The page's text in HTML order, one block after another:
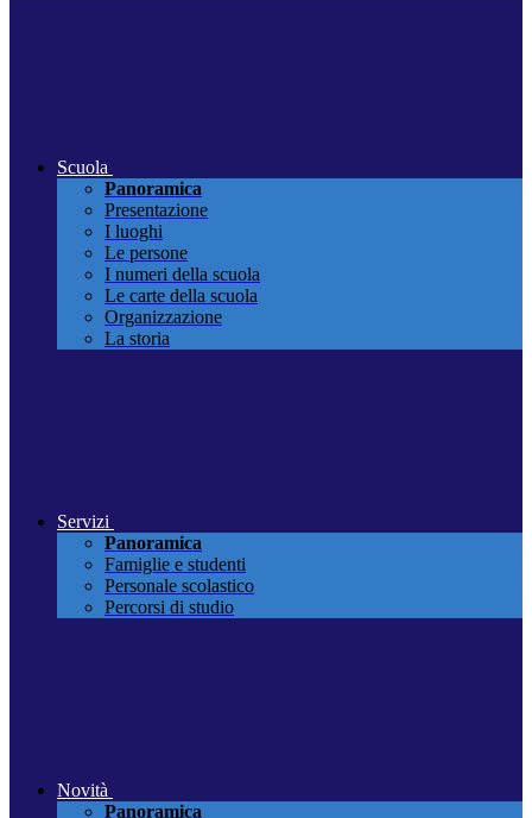
Scuola
Panoramica
Presentazione
I luoghi
Le persone
I numeri della scuola
Le carte della scuola
Organizzazione
La storia
Servizi
Panoramica
Famiglie e studenti
Personale scolastico
Percorsi di studio
Novità
Panoramica